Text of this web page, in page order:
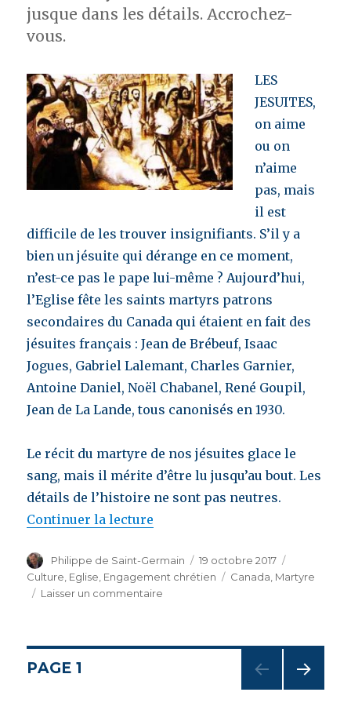
jusque dans les détails. Accrochez-
vous.
LES
JESUITES,
on aime
ou on
n’aime
pas, mais
il est
difficile de les trouver insignifiants. S’il y a
bien un jésuite qui dérange en ce moment,
n’est-ce pas le pape lui-même ? Aujourd’hui,
l’Eglise fête les saints martyrs patrons
secondaires du Canada qui étaient en fait des
jésuites français : Jean de Brébeuf, Isaac
Jogues, Gabriel Lalemant, Charles Garnier,
Antoine Daniel, Noël Chabanel, René Goupil,
Jean de La Lande, tous canonisés en 1930.
Le récit du martyre de nos jésuites glace le
sang, mais il mérite d’être lu jusqu’au bout. Les
détails de l’histoire ne sont pas neutres.
Continuer la lecture
Auteur
Philippe de Saint-Germain
Publié
le
19 octobre 2017
Culture Eglise Engagement chrétien Étiquettes
Canada Martyre
Laisser un commentaire
Navigation
PAGE 1